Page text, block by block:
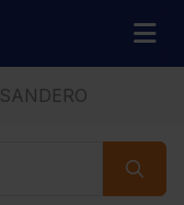
SANDERO